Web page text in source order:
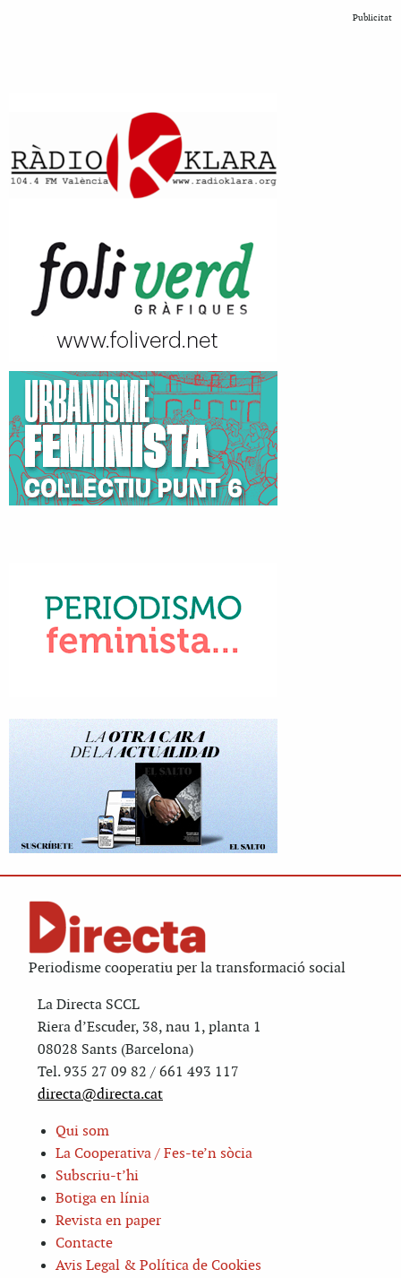
Publicitat
Periodisme cooperatiu per la transformació social
La Directa SCCL
Riera d’Escuder, 38, nau 1, planta 1
08028 Sants (Barcelona)
Tel. 935 27 09 82 / 661 493 117
directa@directa.cat
Qui som
La Cooperativa / Fes-te’n sòcia
Subscriu-t’hi
Botiga en línia
Revista en paper
Contacte
Avis Legal & Política de Cookies